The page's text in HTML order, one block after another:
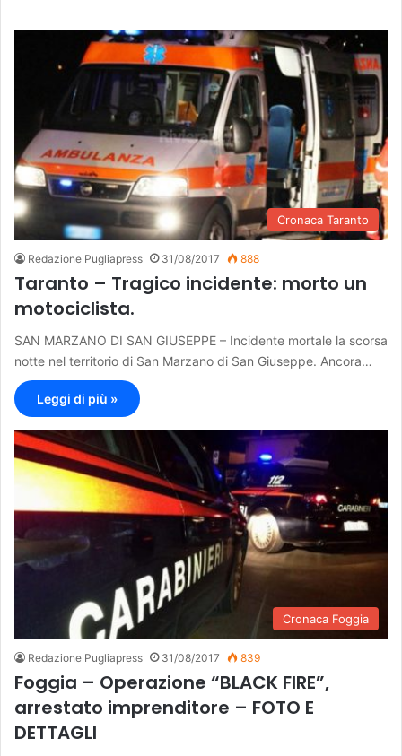
Cronaca Taranto
Redazione Pugliapress 31/08/2017 888
Taranto – Tragico incidente: morto un
motociclista.
SAN MARZANO DI SAN GIUSEPPE – Incidente mortale la scorsa
notte nel territorio di San Marzano di San Giuseppe. Ancora…
Leggi di più »
Cronaca Foggia
Redazione Pugliapress 31/08/2017 839
Foggia – Operazione “BLACK FIRE”,
arrestato imprenditore – FOTO E
DETTAGLI